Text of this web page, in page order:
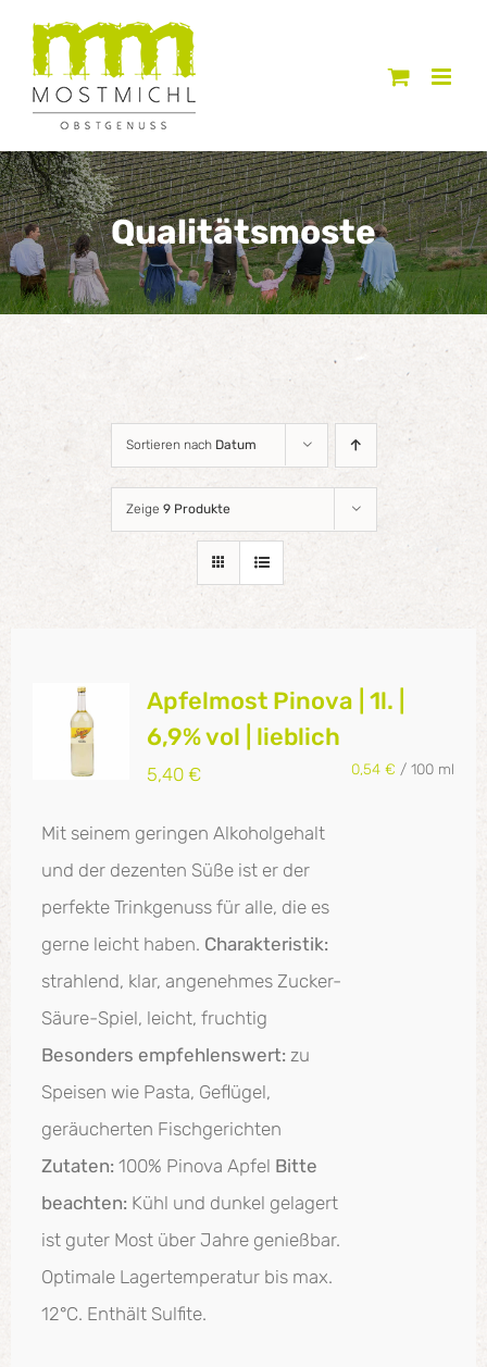
Zum
Inhalt
springen
Qualitätsmoste
Sortieren nach Datum
Zeige 9 Produkte
Apfelmost Pinova | 1l. |
6,9% vol | lieblich
5,40 € 0,54 € / 100 ml
Mit seinem geringen Alkoholgehalt
und der dezenten Süße ist er der
perfekte Trinkgenuss für alle, die es
gerne leicht haben. Charakteristik:
strahlend, klar, angenehmes Zucker-
Säure-Spiel, leicht, fruchtig
Besonders empfehlenswert: zu
Speisen wie Pasta, Geflügel,
geräucherten Fischgerichten
Zutaten: 100% Pinova Apfel Bitte
beachten: Kühl und dunkel gelagert
ist guter Most über Jahre genießbar.
Optimale Lagertemperatur bis max.
12°C. Enthält Sulfite.